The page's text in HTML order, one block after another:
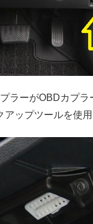
ラーがOBDカプラ
アップツールを使